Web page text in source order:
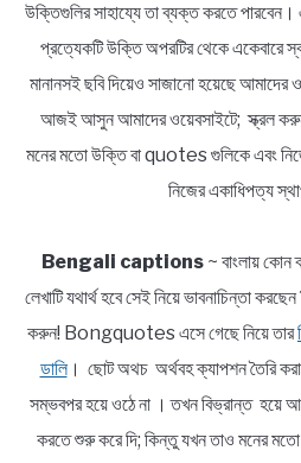
উক্তিগুলির সাহায্যে তা ব্যক্ত করতে
প্রত্যেকটি উক্তি অপরটির থেকে একেবারে
মানানসই ছবি দিয়েও সাজানো হয়েছে আমাদের
আজই আসুন আমাদের ওয়েবসাইটে; স্ক্রল করুন
মনের মতো উক্তি বা quotes গুলিকে এবং
নিজের একাধিপত্য
Bengali captions~ বাংলায় কোন
লেখাটি যথার্থ হবে সেই নিয়ে ভাবনাচিন্তা
করুন! Bongquotes এসে গেছে নিয়ে তার
ডালি। ছোট অথচ অর্থবহ ক্যাপশন তৈরি করা
সম্ভবপর হয়ে ওঠে না । তখন বিভ্রান্ত হয়ে
করতে শুরু করে দি; কিন্তু যখন তাও মনের